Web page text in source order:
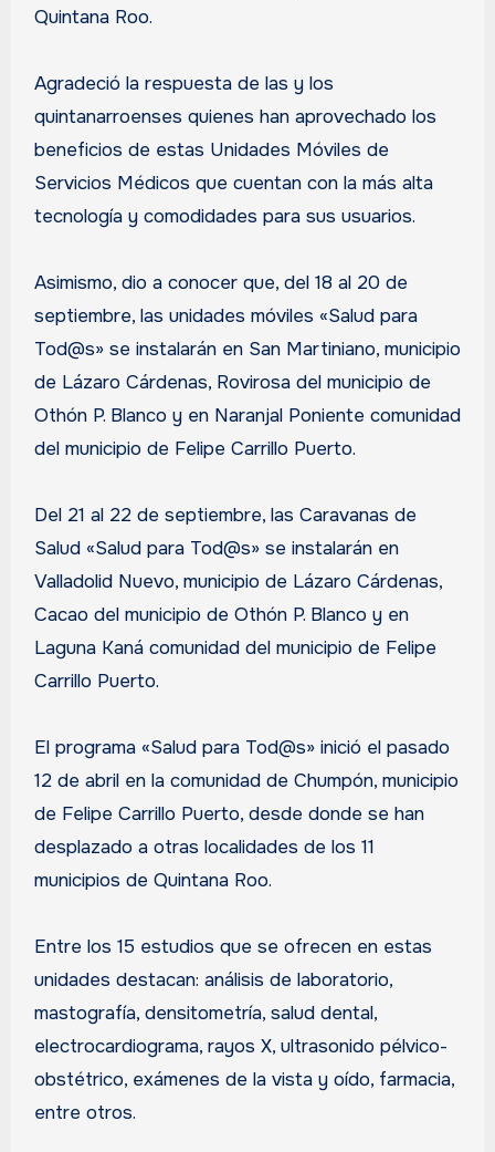
Quintana Roo.
Agradeció la respuesta de las y los
quintanarroenses quienes han aprovechado los
beneficios de estas Unidades Móviles de
Servicios Médicos que cuentan con la más alta
tecnología y comodidades para sus usuarios.
Asimismo, dio a conocer que, del 18 al 20 de
septiembre, las unidades móviles «Salud para
Tod@s» se instalarán en San Martiniano, municipio
de Lázaro Cárdenas, Rovirosa del municipio de
Othón P. Blanco y en Naranjal Poniente comunidad
del municipio de Felipe Carrillo Puerto.
Del 21 al 22 de septiembre, las Caravanas de
Salud «Salud para Tod@s» se instalarán en
Valladolid Nuevo, municipio de Lázaro Cárdenas,
Cacao del municipio de Othón P. Blanco y en
Laguna Kaná comunidad del municipio de Felipe
Carrillo Puerto.
El programa «Salud para Tod@s» inició el pasado
12 de abril en la comunidad de Chumpón, municipio
de Felipe Carrillo Puerto, desde donde se han
desplazado a otras localidades de los 11
municipios de Quintana Roo.
Entre los 15 estudios que se ofrecen en estas
unidades destacan: análisis de laboratorio,
mastografía, densitometría, salud dental,
electrocardiograma, rayos X, ultrasonido pélvico-
obstétrico, exámenes de la vista y oído, farmacia,
entre otros.